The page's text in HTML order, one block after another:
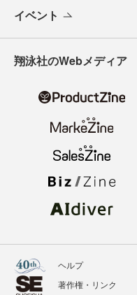
イベント
翔泳社のWebメディア
ヘルプ
著作権・リンク